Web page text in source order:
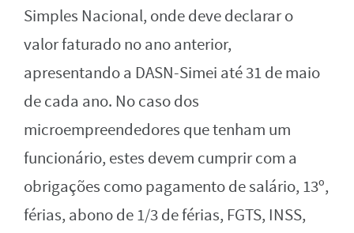
Simples Nacional, onde deve declarar o
valor faturado no ano anterior,
apresentando a DASN-Simei até 31 de maio
de cada ano. No caso dos
microempreendedores que tenham um
funcionário, estes devem cumprir com a
obrigações como pagamento de salário, 13º,
férias, abono de 1/3 de férias, FGTS, INSS,